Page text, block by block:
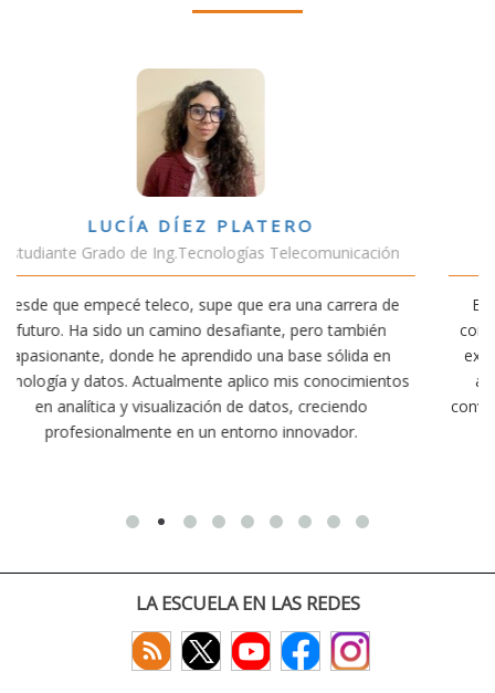
de
en
VÍCTOR SÁNCHEZ VALENCIA
Estudiante Doble Grado Teleco-ADE
Estudiar teleco me ha permitido comprender cómo la
conectividad afecta nuestra vida diaria. Aunque la
exige esfuerzo, he dedicado parte de mi tiempo a
actividades como el salvamento y socorrismo. Estoy
convencido de que elegir teleco ha sido una de las
decisiones que he tomado.
LA ESCUELA EN LAS REDES